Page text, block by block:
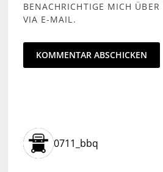
BENACHRICHTIGE MICH ÜBER
VIA E-MAIL.
0711_bbq